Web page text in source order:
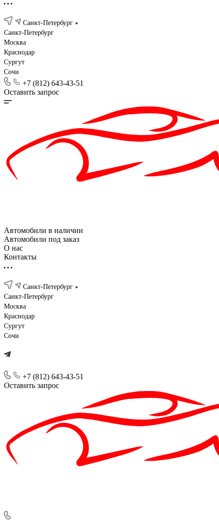
Санкт-Петербург
Санкт-Петербург
Москва
Краснодар
Сургут
Сочи
+7 (812) 643-43-51
Оставить запрос
Автомобили в наличии
Автомобили под заказ
О нас
Контакты
Санкт-Петербург
Санкт-Петербург
Москва
Краснодар
Сургут
Сочи
+7 (812) 643-43-51
Оставить запрос